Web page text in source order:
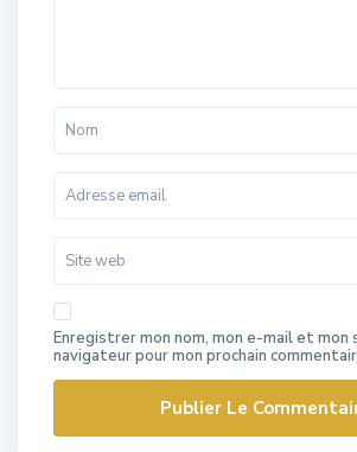
Enregistrer mon nom, mon e-mail et mon
navigateur pour mon prochain